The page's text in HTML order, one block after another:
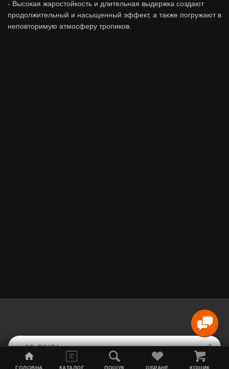
- Высокая жаростойкость и длительная выдержка создают
продолжительный и насыщенный эффект, а также погружают в
неповторимую атмосферу тропиков.
ГОЛОВНА КАТАЛОГ ПОШУК ОБРАНЕ КОШИК